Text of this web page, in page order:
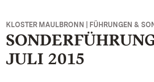
KLOSTER MAULBRONN | FÜHRUNGEN &
JULI 2015